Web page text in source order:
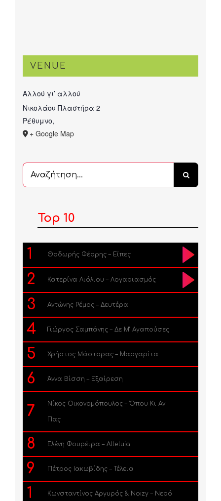
VENUE
Αλλού γι’ αλλού
Νικολάου Πλαστήρα 2
Ρέθυμνο,
+ Google Map
Αναζήτηση
...
Top 10
1 Θοδωρής Φέρρης – Είπες
2 Κατερίνα Λιόλιου – Λογαριασμός
3 Αντώνης Ρέμος – Δευτέρα
4 Γιώργος Σαμπάνης – Δε Μ’ Αγαπούσες
5 Χρήστος Μάστορας – Μαργαρίτα
6 Άννα Βίσση – Εξαίρεση
7 Νίκος Οικονομόπουλος – Όπου Κι Αν
Πας
8 Ελένη Φουρέιρα – Alleluia
9 Πέτρος Ιακωβίδης – Τέλεια
1
Κωνσταντίνος Αργυρός & Noizy – Νερό